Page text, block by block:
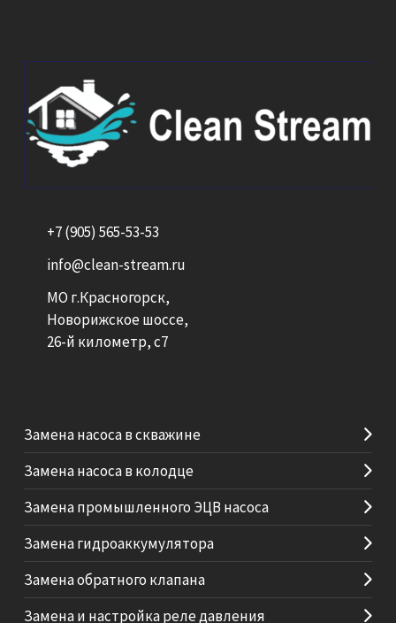
+7 (905) 565-53-53
info@clean-stream.ru
МО г.Красногорск,
Новорижское шоссе,
26-й километр, с7
Замена насоса в скважине
Замена насоса в колодце
Замена промышленного ЭЦВ насоса
Замена гидроаккумулятора
Замена обратного клапана
Замена и настройка реле давления